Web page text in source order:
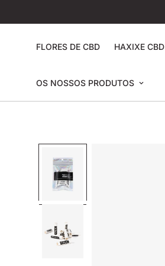
FLORES DE CBD HAXIXE CBD
OS NOSSOS PRODUTOS